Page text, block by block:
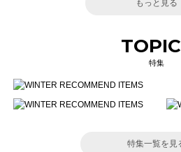
もっと見る
特集
特集一覧を見